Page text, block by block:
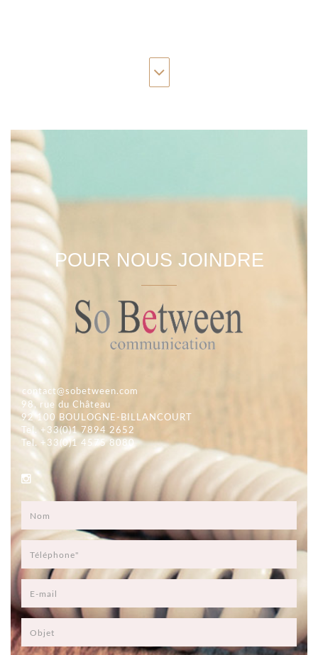
POUR NOUS JOINDRE
contact@sobetween.com
98, rue du Château
92 100 BOULOGNE-BILLANCOURT
Tel. +33(0)1 7894 2652
Tel. +33(0)1 4575 8080